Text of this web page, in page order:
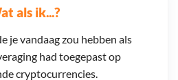
als ik...?
je vandaag zou hebben als
had toegepast op
cryptocurrencies.